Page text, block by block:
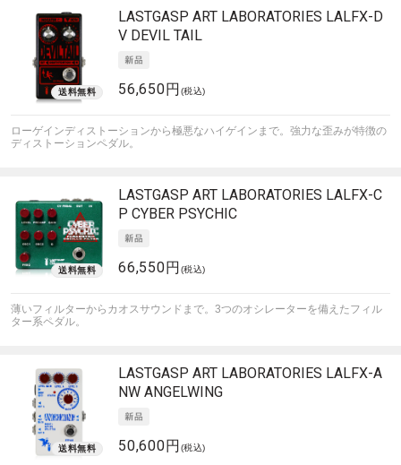
LASTGASP ART LABORATORIES LALFX-D
V DEVIL TAIL
56,650円 (税込)
ローゲインディストーションから極悪なハイゲインまで。強力な歪みが特徴の
ディストーションペダル。
LASTGASP ART LABORATORIES LALFX-C
P CYBER PSYCHIC
66,550円 (税込)
薄いフィルターからカオスサウンドまで。3つのオシレーターを備えたフィル
ター系ペダル。
LASTGASP ART LABORATORIES LALFX-A
NW ANGELWING
50,600円 (税込)